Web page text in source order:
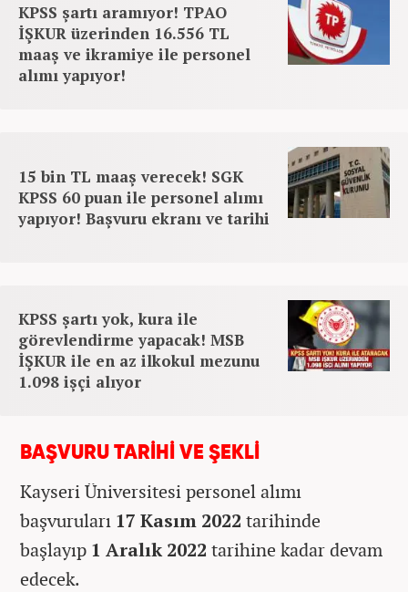
KPSS şartı aramıyor! TPAO
İŞKUR üzerinden 16.556 TL
maaş ve ikramiye ile personel
alımı yapıyor!
15 bin TL maaş verecek! SGK
KPSS 60 puan ile personel alımı
yapıyor! Başvuru ekranı ve tarihi
KPSS şartı yok, kura ile
görevlendirme yapacak! MSB
İŞKUR ile en az ilkokul mezunu
1.098 işçi alıyor
BAŞVURU TARİHİ VE ŞEKLİ
Kayseri Üniversitesi personel alımı
başvuruları 17 Kasım 2022 tarihinde
başlayıp 1 Aralık 2022 tarihine kadar devam
edecek.